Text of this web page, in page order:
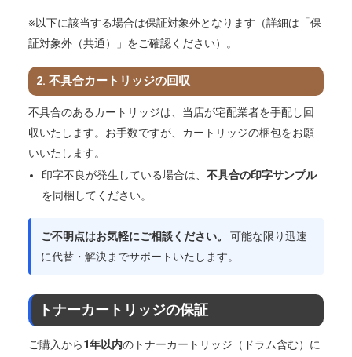
※以下に該当する場合は保証対象外となります（詳細は「保
証対象外（共通）」をご確認ください）。
2. 不具合カートリッジの回収
不具合のあるカートリッジは、当店が宅配業者を手配し回
収いたします。お手数ですが、カートリッジの梱包をお願
いいたします。
印字不良が発生している場合は、 不具合の印字サンプル
を同梱してください。
ご不明点はお気軽にご相談ください。
可能な限り迅速
に代替・解決までサポートいたします。
トナーカートリッジの保証
ご購入から1年以内のトナーカートリッジ（ドラム含む）に